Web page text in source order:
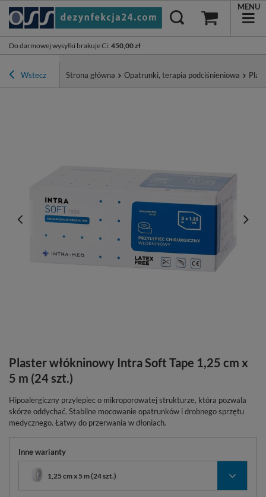
Do darmowej wysyłki brakuje Ci: 450,00 zł
MENU
Wstecz Strona główna Opatrunki, terapia podciśnieniowa
Plaster włókninowy Intra Soft Tape 1,25 cm x
5 m (24 szt.)
Hipoalergiczny przylepiec o mikroporowatej strukturze, która pozwala
skórze oddychać. Stabilne mocowanie opatrunków i drobnego sprzętu
medycznego. Łatwy do przerwania w dłoniach.
Inne warianty
1,25 cm x 5 m (24 szt.)